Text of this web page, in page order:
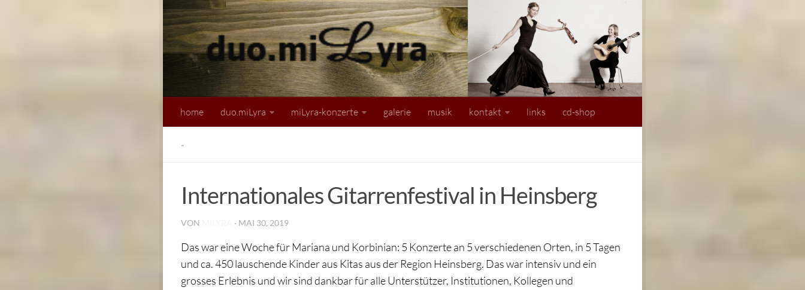
home duo.miLyra miLyra-konzerte galerie musik kontakt links cd-shop
-
Internationales Gitarrenfestival in Heinsberg
VON · MAI 30, 2019
Das war eine Woche für Mariana und Korbinian: 5 Konzerte an 5 verschiedenen Orten, in 5 Tagen
und ca. 450 lauschende Kinder aus Kitas aus der Region Heinsberg. Das war intensiv und ein
grosses Erlebnis und wir sind dankbar für alle Unterstützer, Institutionen, Kollegen und